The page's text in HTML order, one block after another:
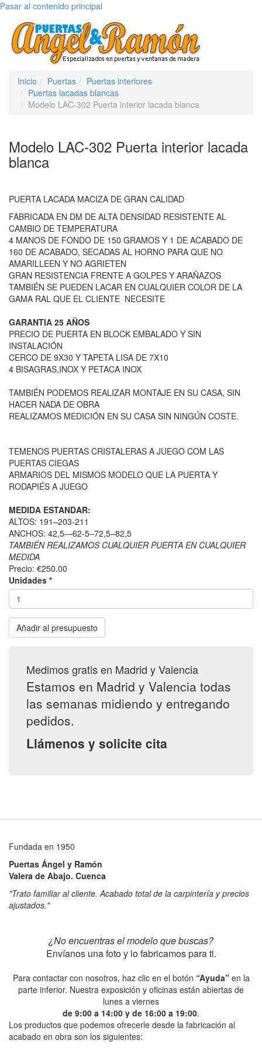
Pasar al contenido principal
Inicio Puertas
Puertas interiores
Puertas lacadas blancas
Modelo LAC-302 Puerta interior lacada blanca
Modelo LAC-302 Puerta interior lacada
blanca
PUERTA LACADA MACIZA DE GRAN CALIDAD
FABRICADA EN DM DE ALTA DENSIDAD RESISTENTE AL
CAMBIO DE TEMPERATURA
4 MANOS DE FONDO DE 150 GRAMOS Y 1 DE ACABADO DE
160 DE ACABADO, SECADAS AL HORNO PARA QUE NO
AMARILLEEN Y NO AGRIETEN
GRAN RESISTENCIA FRENTE A GOLPES Y ARAÑAZOS
TAMBIÉN SE PUEDEN LACAR EN CUALQUIER COLOR DE LA
GAMA RAL QUE EL CLIENTE NECESITE
GARANTIA 25 AÑOS
PRECIO DE PUERTA EN BLOCK EMBALADO Y SIN
INSTALACIÓN
CERCO DE 9X30 Y TAPETA LISA DE 7X10
4 BISAGRAS,INOX Y PETACA INOX
TAMBIÉN PODEMOS REALIZAR MONTAJE EN SU CASA, SIN
HACER NADA DE OBRA
REALIZAMOS MEDICIÓN EN SU CASA SIN NINGÚN COSTE.
TEMENOS PUERTAS CRISTALERAS A JUEGO COM LAS
PUERTAS CIEGAS
ARMARIOS DEL MISMOS MODELO QUE LA PUERTA Y
RODAPIÉS A JUEGO
MEDIDA ESTANDAR:
ALTOS: 191–203-211
ANCHOS: 42,5—62-5–72,5–82,5
TAMBIÉN REALIZAMOS CUALQUIER PUERTA EN CUALQUIER
MEDIDA
Precio: €250.00
Unidades *
Añadir al presupuesto
Medimos gratis en Madrid y Valencia
Estamos en Madrid y Valencia todas
las semanas midiendo y entregando
pedidos.
Llámenos y solicite cita
Fundada en 1950
Puertas Ángel y Ramón
Valera de Abajo. Cuenca
"Trato familiar al cliente. Acabado total de la carpintería y precios
ajustados."
¿No encuentras el modelo que buscas?
Envíanos una foto y lo fabricamos para ti.
Para contactar con nosotros, haz clic en el botón “Ayuda”en la
parte inferior. Nuestra exposición y oficinas están abiertas de
lunes a viernes
de 9:00 a 14:00 y de 16:00 a 19:00.
Los productos que podemos ofrecerle desde la fabricación al
acabado en obra son los siguientes: